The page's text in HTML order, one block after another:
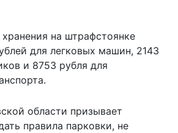
на штрафстоянке
для легковых машин, 2143
и 8753 рубля для
области призывает
правила парковки, не